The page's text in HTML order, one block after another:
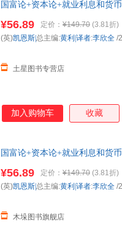
国富论+资本论+就业利息和货
¥56.89 定价： ¥149.70 (3.81折)
土星图书专营店
(英)凯恩斯|总主编:黄利|译者:李欣全 /
加入购物车 收藏
国富论+资本论+就业利息和货
¥56.89 定价： ¥149.70 (3.81折)
木垛图书旗舰店
(英)凯恩斯|总主编:黄利|译者:李欣全 /